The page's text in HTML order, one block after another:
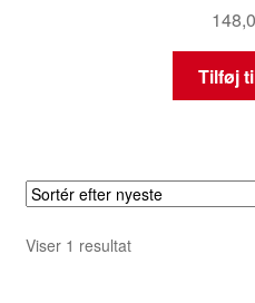
Tilføj
Viser 1 resultat